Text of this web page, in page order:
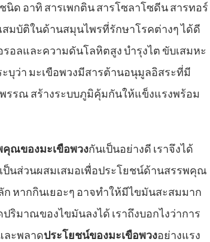
ด อาทิ สารเพกติน สารโซลาโซดีน สารทอร์
มบัติในด้านสมุนไพรที่รักษาโรคต่างๆ ได้ดี
อลและความดันโลหิตสูง บำรุงไต ขับเสมหะ
บุว่า มะเขือพวงมีสารต้านอนุมูลอิสระที่มี
รรณ สร้างระบบภูมิคุ้มกันให้แข็งแรงพร้อม
คุณของมะเขือพวงกันเป็นอย่างดี เราจึงได้
นส่วนผสมเสมอเพื่อประโยชน์ด้านสรรพคุณ
หากกินเยอะๆ อาจทำให้มีไขมันสะสมมาก
ริมาณของไขมันลงได้ เราถึงบอกไงว่าการ
ละพลาดประโยชน์ของมะเขือพวงอย่างแรง